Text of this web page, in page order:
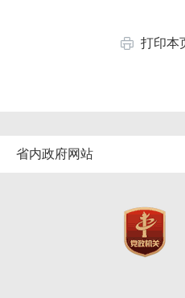
打印本
省内政府网站